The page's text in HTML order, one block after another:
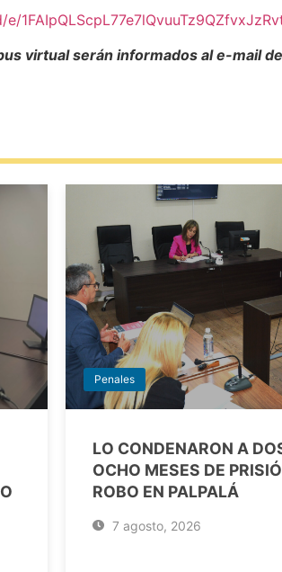
virtual serán informados al e-mail
Penales
LO CONDENARON A
OCHO MESES DE
ROBO EN PALPALÁ
7 agosto, 2026